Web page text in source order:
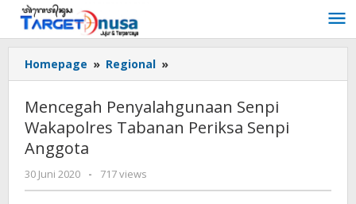
Lewati
konten
Homepage » Regional »
Penyalahgunaan
Wakapolres
Tabanan
Mencegah Penyalahgunaan Senpi
Wakapolres Tabanan Periksa Senpi
Anggota
30 Juni 2020
oleh
targetnusa
- 717 views